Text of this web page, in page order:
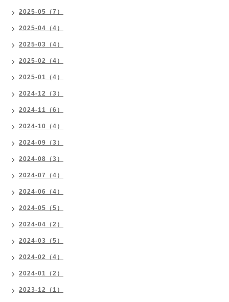
2025-05（7）
2025-04（4）
2025-03（4）
2025-02（4）
2025-01（4）
2024-12（3）
2024-11（6）
2024-10（4）
2024-09（3）
2024-08（3）
2024-07（4）
2024-06（4）
2024-05（5）
2024-04（2）
2024-03（5）
2024-02（4）
2024-01（2）
2023-12（1）